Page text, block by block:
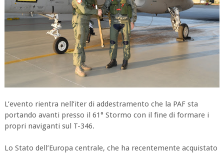
L’evento rientra nell’iter di addestramento che la PAF sta
portando avanti presso il 61° Stormo con il fine di formare i
propri naviganti sul T-346.
Lo Stato dell’Europa centrale, che ha recentemente acquistato